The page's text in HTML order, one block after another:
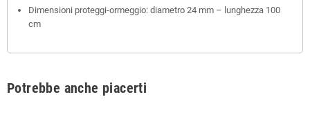
Dimensioni proteggi-ormeggio: diametro 24 mm – lunghezza 100
cm
Potrebbe anche piacerti